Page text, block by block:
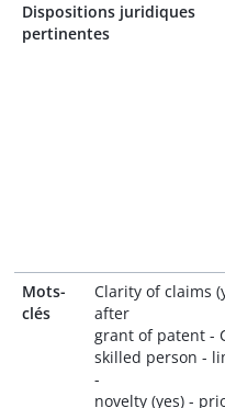
Dispositions juridiques
pertinentes
Mots-
clés
Clarity of claims
after
grant of patent -
skilled person -
-
novelty (yes) -